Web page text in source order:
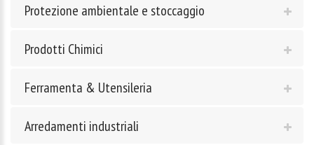
Protezione ambientale e stoccaggio
Prodotti Chimici
Ferramenta & Utensileria
Arredamenti industriali